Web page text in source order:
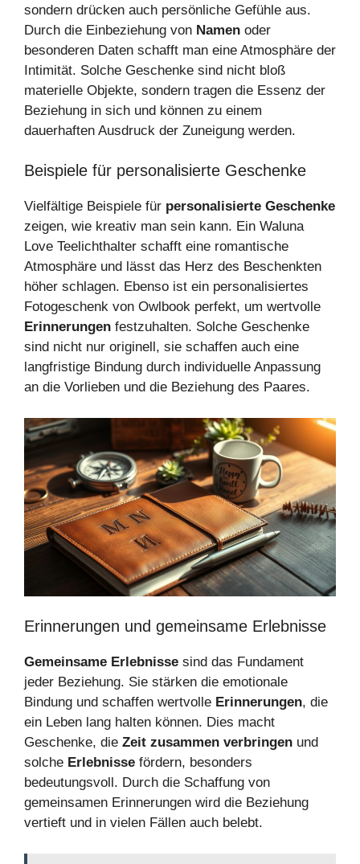
sondern drücken auch persönliche Gefühle aus.
Durch die Einbeziehung von Namen oder
besonderen Daten schafft man eine Atmosphäre der
Intimität. Solche Geschenke sind nicht bloß
materielle Objekte, sondern tragen die Essenz der
Beziehung in sich und können zu einem
dauerhaften Ausdruck der Zuneigung werden.
Beispiele für personalisierte Geschenke
Vielfältige Beispiele für personalisierte Geschenke
zeigen, wie kreativ man sein kann. Ein Waluna
Love Teelichthalter schafft eine romantische
Atmosphäre und lässt das Herz des Beschenkten
höher schlagen. Ebenso ist ein personalisiertes
Fotogeschenk von Owlbook perfekt, um wertvolle
Erinnerungen festzuhalten. Solche Geschenke
sind nicht nur originell, sie schaffen auch eine
langfristige Bindung durch individuelle Anpassung
an die Vorlieben und die Beziehung des Paares.
Erinnerungen und gemeinsame Erlebnisse
Gemeinsame Erlebnisse sind das Fundament
jeder Beziehung. Sie stärken die emotionale
Bindung und schaffen wertvolle Erinnerungen, die
ein Leben lang halten können. Dies macht
Geschenke, die Zeit zusammen verbringen und
solche Erlebnisse fördern, besonders
bedeutungsvoll. Durch die Schaffung von
gemeinsamen Erinnerungen wird die Beziehung
vertieft und in vielen Fällen auch belebt.